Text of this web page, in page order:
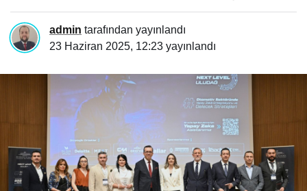
admin tarafından yayınlandı
23 Haziran 2025, 12:23 yayınlandı